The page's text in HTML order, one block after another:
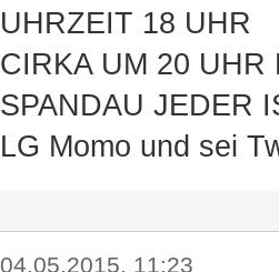
UHRZEIT 18 UHR
CIRKA UM 20 UHR
SPANDAU JEDER
LG Momo und sei
04.05.2015, 11:23